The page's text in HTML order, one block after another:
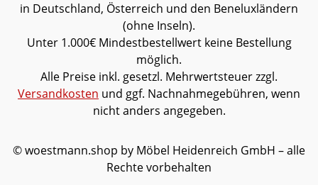
in Deutschland, Österreich und den Beneluxländern
(ohne Inseln).
Unter 1.000€ Mindestbestellwert keine Bestellung
möglich.
Alle Preise inkl. gesetzl. Mehrwertsteuer zzgl.
Versandkosten und ggf. Nachnahmegebühren, wenn
nicht anders angegeben.
© woestmann.shop by Möbel Heidenreich GmbH – alle
Rechte vorbehalten